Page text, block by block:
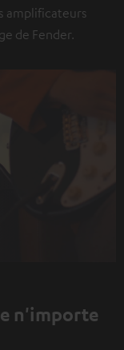
amplificateurs
de Fender.
n'importe